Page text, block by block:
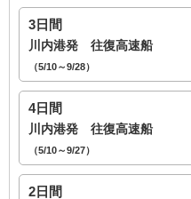
3日間
川内港発 往復高速船
（5/10～9/28）
4日間
川内港発 往復高速船
（5/10～9/27）
2日間